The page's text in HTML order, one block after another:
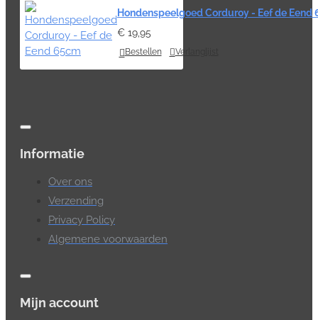
Hondenspeelgoed Corduroy - Eef de Eend
€ 19,95
Bestellen Verlanglijst
Informatie
Over ons
Verzending
Privacy Policy
Algemene voorwaarden
Mijn account